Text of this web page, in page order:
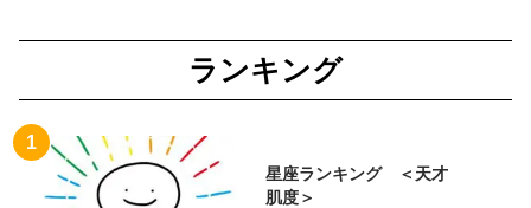
ランキング
星座ランキング ＜天才
肌度＞